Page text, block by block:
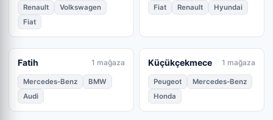
Renault
Volkswagen
Fiat
Fiat Renault Hyundai
Fatih 1 mağaza
Mercedes-Benz
BMW
Audi
Küçükçekmece 1 mağaza
Peugeot
Mercedes-Benz
Honda